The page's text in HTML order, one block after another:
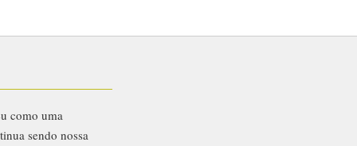
como uma
sendo nossa